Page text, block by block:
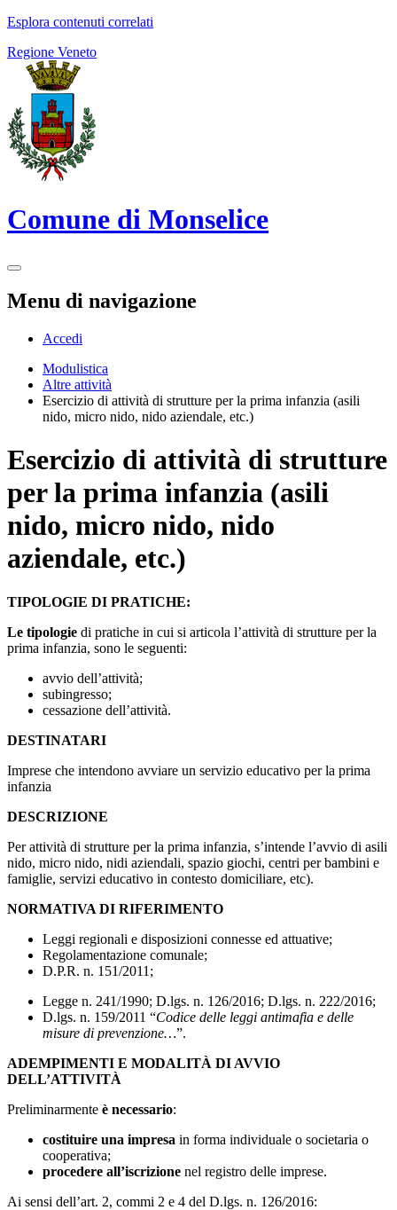
Esplora contenuti correlati
Regione Veneto
Comune di Monselice
Menu di navigazione
Accedi
Modulistica
Altre attività
Esercizio di attività di strutture per la prima infanzia (asili
nido, micro nido, nido aziendale, etc.)
Esercizio di attività di strutture
per la prima infanzia (asili
nido, micro nido, nido
aziendale, etc.)
TIPOLOGIE DI PRATICHE:
Le tipologie di pratiche in cui si articola l’attività di strutture per la
prima infanzia, sono le seguenti:
avvio dell’attività;
subingresso;
cessazione dell’attività.
DESTINATARI
Imprese che intendono avviare un servizio educativo per la prima
infanzia
DESCRIZIONE
Per attività di strutture per la prima infanzia, s’intende l’avvio di asili
nido, micro nido, nidi aziendali, spazio giochi, centri per bambini e
famiglie, servizi educativo in contesto domiciliare, etc).
NORMATIVA DI RIFERIMENTO
Leggi regionali e disposizioni connesse ed attuative;
Regolamentazione comunale;
D.P.R. n. 151/2011;
Legge n. 241/1990; D.lgs. n. 126/2016; D.lgs. n. 222/2016;
D.lgs. n. 159/2011 “Codice delle leggi antimafia e delle
misure di prevenzione…”.
ADEMPIMENTI E MODALITÀ DI AVVIO
DELL’ATTIVITÀ
Preliminarmente è necessario:
costituire una impresa in forma individuale o societaria o
cooperativa;
procedere all’iscrizione nel registro delle imprese.
Ai sensi dell’art. 2, commi 2 e 4 del D.lgs. n. 126/2016: